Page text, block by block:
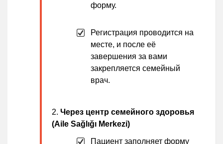
форму.
Регистрация проводится на
месте, и после её
завершения за вами
закрепляется семейный
врач.
Через центр семейного здоровья
(Aile Sağlığı Merkezi)
Пациент заполняет форму